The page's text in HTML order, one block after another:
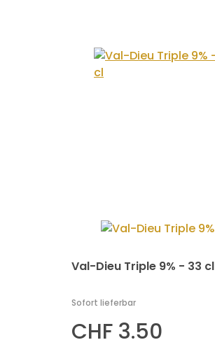
Val-Dieu Triple 9% - 33 cl
Sofort lieferbar
CHF 3.50